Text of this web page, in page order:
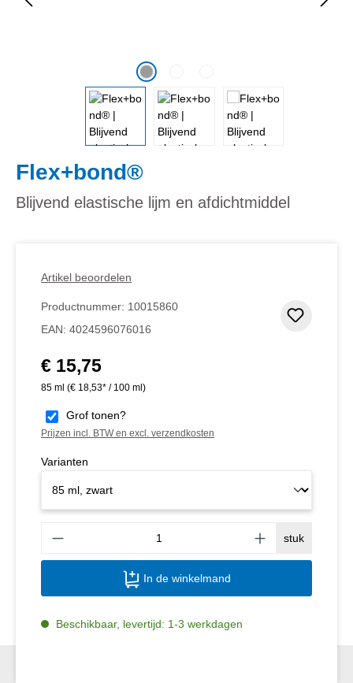
Flex+bond®
Blijvend elastische lijm en afdichtmiddel
Artikel beoordelen
Productnummer: 10015860
EAN: 4024596076016
Normale prijs:
€ 15,75
85 ml (€ 18,53* / 100 ml)
Grof tonen?
Prijzen incl. BTW en excl. verzendkosten
Varianten
stuk
In de winkelmand
Beschikbaar, levertijd: 1-3 werkdagen